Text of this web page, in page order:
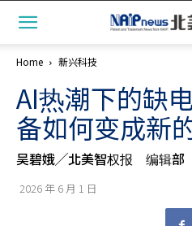
Home 新兴科技
AI热潮下的缺
备如何变成新
吴碧娥╱北美智权报 编辑部
2026 年 6 月 1 日